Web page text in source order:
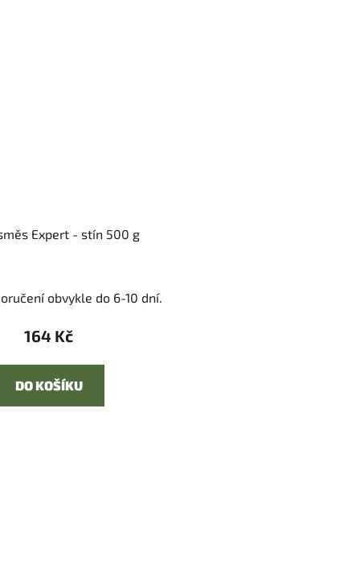
Expert - stín 500 g
obvykle do 6-10 dní.
164 Kč
DO KOŠÍKU